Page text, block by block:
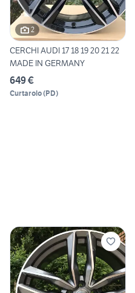
2
CERCHI AUDI 17 18 19 20 21 22
MADE IN GERMANY
649 €
Curtarolo(PD)